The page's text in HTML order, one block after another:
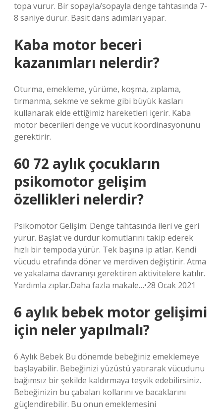
topa vurur. Bir sopayla/sopayla denge tahtasında 7-
8 saniye durur. Basit dans adımları yapar.
Kaba motor beceri
kazanımları nelerdir?
Oturma, emekleme, yürüme, koşma, zıplama,
tırmanma, sekme ve sekme gibi büyük kasları
kullanarak elde ettiğimiz hareketleri içerir. Kaba
motor becerileri denge ve vücut koordinasyonunu
gerektirir.
60 72 aylık çocukların
psikomotor gelişim
özellikleri nelerdir?
Psikomotor Gelişim: Denge tahtasında ileri ve geri
yürür. Başlat ve durdur komutlarını takip ederek
hızlı bir tempoda yürür. Tek başına ip atlar. Kendi
vücudu etrafında döner ve merdiven değiştirir. Atma
ve yakalama davranışı gerektiren aktivitelere katılır.
Yardımla zıplar.Daha fazla makale…•28 Ocak 2021
6 aylık bebek motor gelişimi
için neler yapılmalı?
6 Aylık Bebek Bu dönemde bebeğiniz emeklemeye
başlayabilir. Bebeğinizi yüzüstü yatırarak vücudunu
bağımsız bir şekilde kaldırmaya teşvik edebilirsiniz.
Bebeğinizin bu çabaları kollarını ve bacaklarını
güçlendirebilir. Bu onun emeklemesini